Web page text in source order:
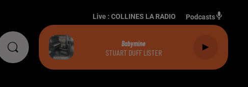
Live : COLLINES LA RADIO Podcasts
Babymine
STUART DUFF LISTER